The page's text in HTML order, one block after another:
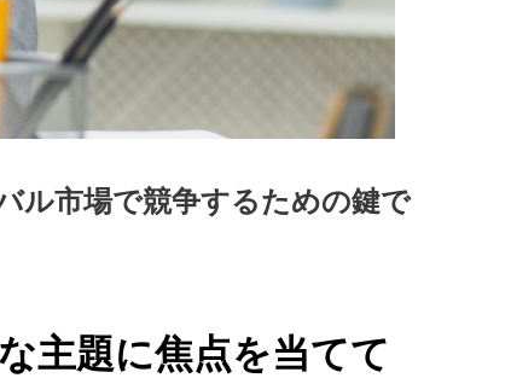
ル市場で競争するための鍵で
主題に焦点を当てて